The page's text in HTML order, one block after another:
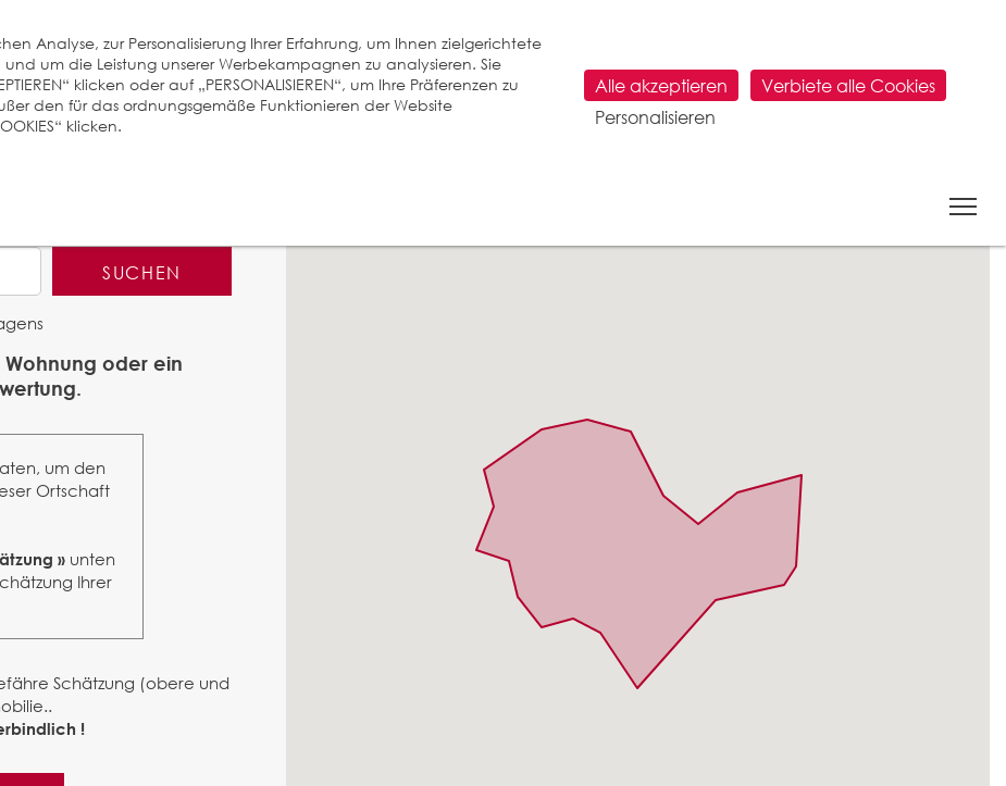
SUCHEN
Wohnung oder ein
um den
Ortschaft
» unten
Ihrer
Schätzung (obere und
!
Analyse, zur Personalisierung Ihrer Erfahrung, um Ihnen zielgerichtete
um die Leistung unserer Werbekampagnen zu analysieren. Sie
klicken oder auf „PERSONALISIEREN“, um Ihre Präferenzen zu
den für das ordnungsgemäße Funktionieren der Website
klicken.
Alle akzeptieren
Verbiete alle Cookies
Personalisieren